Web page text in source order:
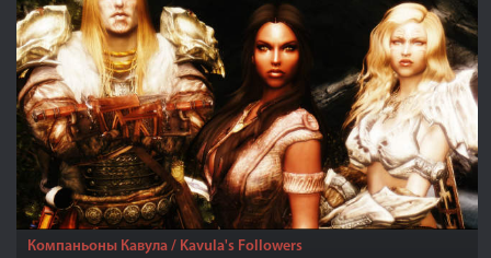
Компаньоны Кавула / Kavula's Followers